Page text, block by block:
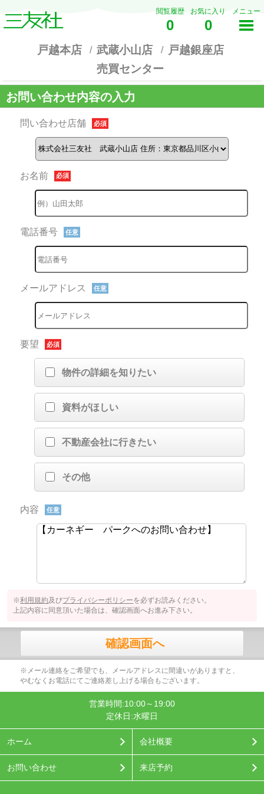
閲覧履歴
0
お気に入り
0
メニュー
戸越本店 武蔵小山店
戸越銀座店
売買センター
お問い合わせ内容の入力
問い合わせ店舗 必須
お名前 必須
電話番号 任意
メールアドレス 任意
要望 必須
物件の詳細を知りたい
資料がほしい
不動産会社に行きたい
その他
内容 任意
※利用規約及びプライバシーポリシーを必ずお読みください。
上記内容に同意頂いた場合は、確認画面へお進み下さい。
確認画面へ
※メール連絡をご希望でも、メールアドレスに間違いがありますと、
やむなくお電話にてご連絡差し上げる場合もございます。
営業時間:10:00～19:00
定休日:水曜日
ホーム 会社概要
お問い合わせ 来店予約